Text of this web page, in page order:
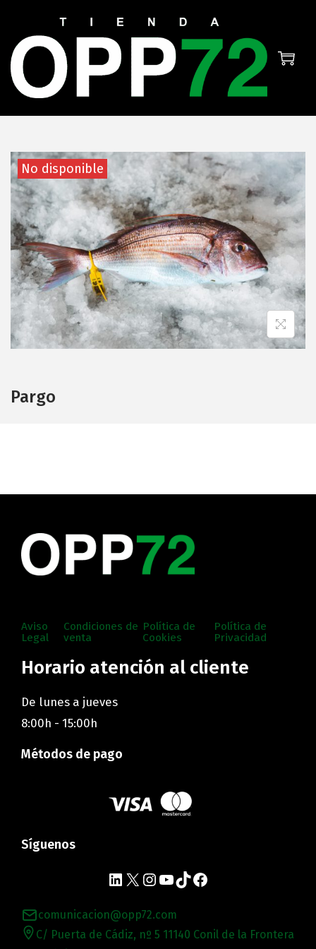
No disponible
Pargo
Aviso
Legal
Condiciones de
venta
Política de
Cookies
Política de
Privacidad
Horario atención al cliente
De lunes a jueves
8:00h - 15:00h
Métodos de pago
Síguenos
comunicacion@opp72.com
C/ Puerta de Cádiz, nº 5 11140 Conil de la Frontera
El estado de la mar no permite
faenar. Tienda cerrada
temporalmente.